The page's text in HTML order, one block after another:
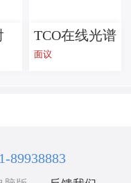
TCO在线光谱
雾度测量系
面议
89938883